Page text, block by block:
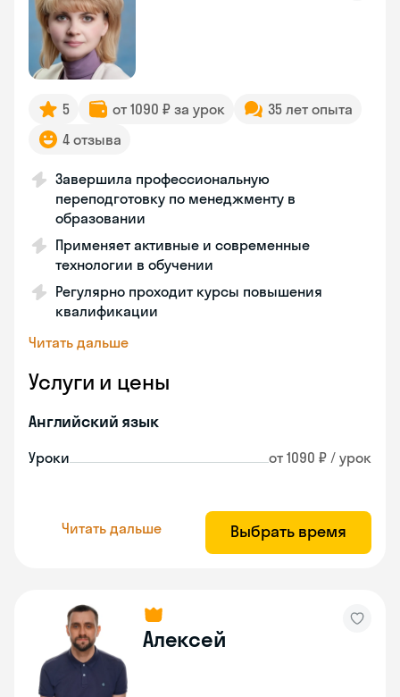
5 от 1090 ₽ за урок
35 лет опыта
4 отзыва
Завершила профессиональную
переподготовку по менеджменту в
образовании
Применяет активные и современные
технологии в обучении
Регулярно проходит курсы повышения
квалификации
Читать дальше
Услуги и цены
Английский язык
Уроки от 1090 ₽ / урок
Читать дальше Выбрать время
Алексей